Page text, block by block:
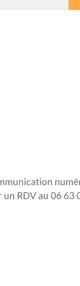
RDV au 06 63